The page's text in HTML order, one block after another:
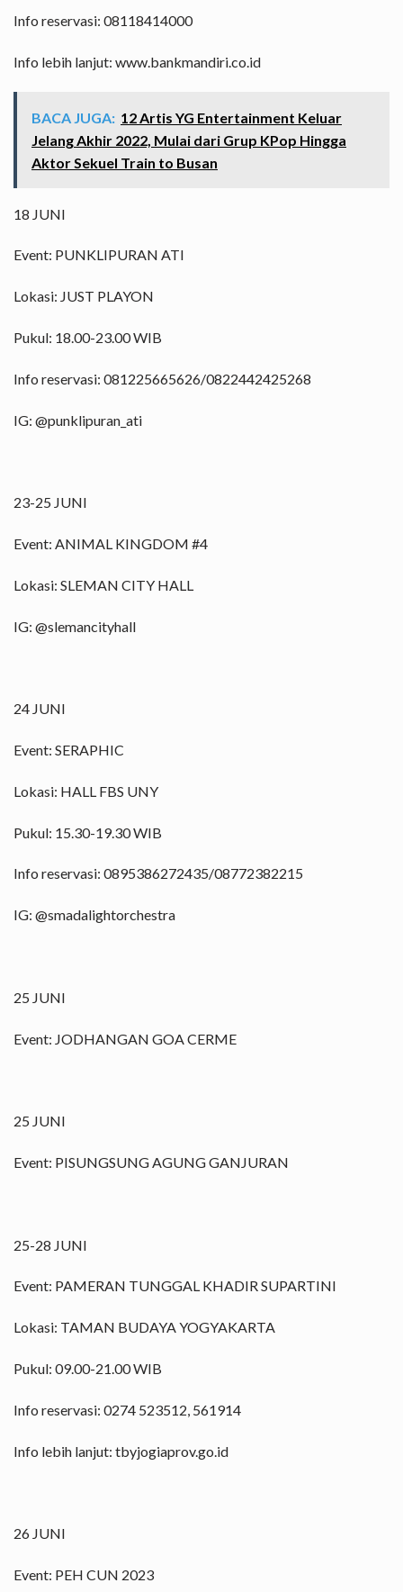
Info reservasi: 08118414000
Info lebih lanjut: www.bankmandiri.co.id
BACA JUGA: 12 Artis YG Entertainment Keluar
Jelang Akhir 2022, Mulai dari Grup KPop Hingga
Aktor Sekuel Train to Busan
18 JUNI
Event: PUNKLIPURAN ATI
Lokasi: JUST PLAYON
Pukul: 18.00-23.00 WIB
Info reservasi: 081225665626/0822442425268
IG: @punklipuran_ati
23-25 JUNI
Event: ANIMAL KINGDOM #4
Lokasi: SLEMAN CITY HALL
IG: @slemancityhall
24 JUNI
Event: SERAPHIC
Lokasi: HALL FBS UNY
Pukul: 15.30-19.30 WIB
Info reservasi: 0895386272435/08772382215
IG: @smadalightorchestra
25 JUNI
Event: JODHANGAN GOA CERME
25 JUNI
Event: PISUNGSUNG AGUNG GANJURAN
25-28 JUNI
Event: PAMERAN TUNGGAL KHADIR SUPARTINI
Lokasi: TAMAN BUDAYA YOGYAKARTA
Pukul: 09.00-21.00 WIB
Info reservasi: 0274 523512, 561914
Info lebih lanjut: tbyjogiaprov.go.id
26 JUNI
Event: PEH CUN 2023